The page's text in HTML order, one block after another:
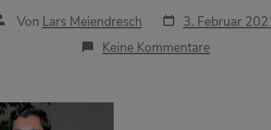
Von Lars Meiendresch Datum
des
Beitrags
3. Februar
Keine Kommentare